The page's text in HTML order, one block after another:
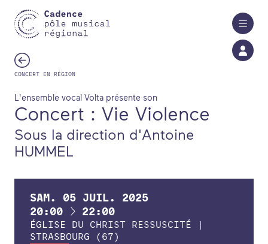
CONCERT EN RÉGION
L'ensemble vocal Volta présente son
Concert : Vie Violence
Sous la direction d'Antoine
HUMMEL
SAM. 05 JUIL.
2025
20:00
À 22:00
ÉGLISE DU CHRIST RESSUSCITÉ |
STRASBOURG (67)